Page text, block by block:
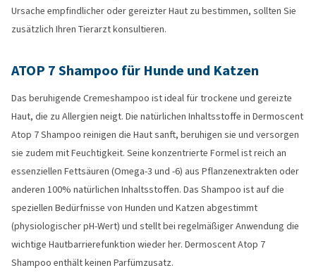
Ursache empfindlicher oder gereizter Haut zu bestimmen, sollten Sie
zusätzlich Ihren Tierarzt konsultieren.
ATOP 7 Shampoo für Hunde und Katzen
Das beruhigende Cremeshampoo ist ideal für trockene und gereizte
Haut, die zu Allergien neigt. Die natürlichen Inhaltsstoffe in Dermoscent
Atop 7 Shampoo reinigen die Haut sanft, beruhigen sie und versorgen
sie zudem mit Feuchtigkeit. Seine konzentrierte Formel ist reich an
essenziellen Fettsäuren (Omega-3 und -6) aus Pflanzenextrakten oder
anderen 100% natürlichen Inhaltsstoffen. Das Shampoo ist auf die
speziellen Bedürfnisse von Hunden und Katzen abgestimmt
(physiologischer pH-Wert) und stellt bei regelmäßiger Anwendung die
wichtige Hautbarrierefunktion wieder her. Dermoscent Atop 7
Shampoo enthält keinen Parfümzusatz.